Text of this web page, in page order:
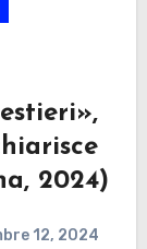
2024)
12, 2024